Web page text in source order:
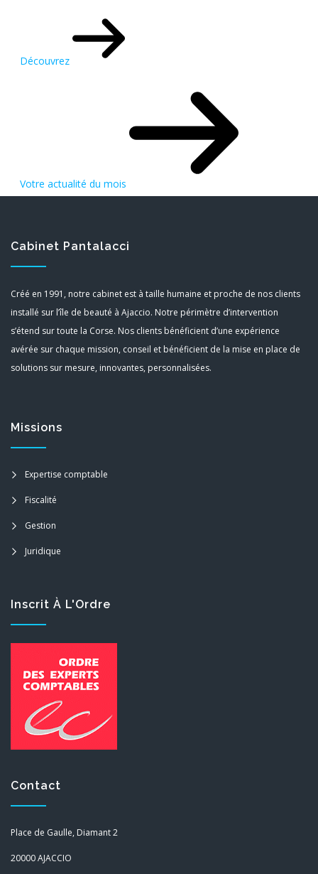
Découvrez
Votre actualité du mois
Cabinet Pantalacci
Créé en 1991, notre cabinet est à taille humaine et proche de nos clients
installé sur l’île de beauté à Ajaccio. Notre périmètre d’intervention
s’étend sur toute la Corse. Nos clients bénéficient d’une expérience
avérée sur chaque mission, conseil et bénéficient de la mise en place de
solutions sur mesure, innovantes, personnalisées.
Missions
Expertise comptable
Fiscalité
Gestion
Juridique
Inscrit À L'Ordre
Contact
Place de Gaulle, Diamant 2
20000 AJACCIO